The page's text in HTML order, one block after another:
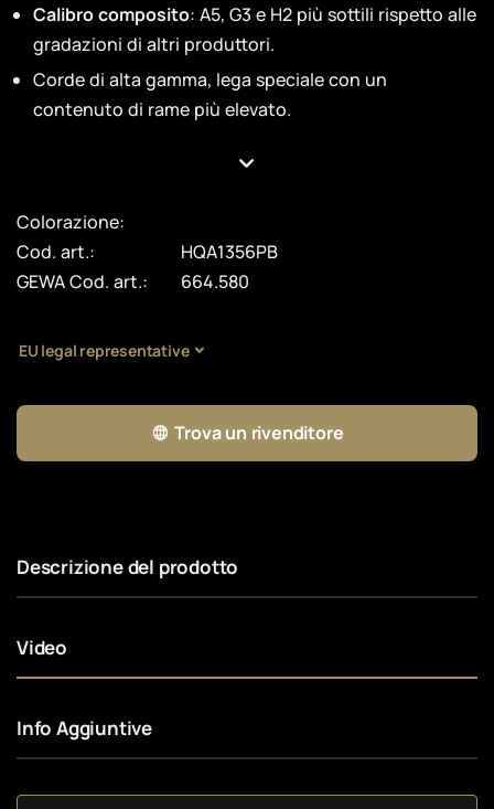
Calibro composito: A5, G3 e H2 più sottili rispetto alle
gradazioni di altri produttori.
Corde di alta gamma, lega speciale con un
contenuto di rame più elevato.
Colorazione:
Cod. art.:
HQA1356PB
GEWA Cod. art.:
664.580
EU legal representative
Trova un rivenditore
Descrizione del prodotto
Video
Info Aggiuntive